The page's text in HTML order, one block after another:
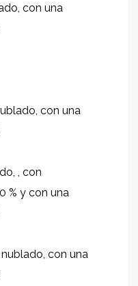
con una
con una
, con
% y con una
con una